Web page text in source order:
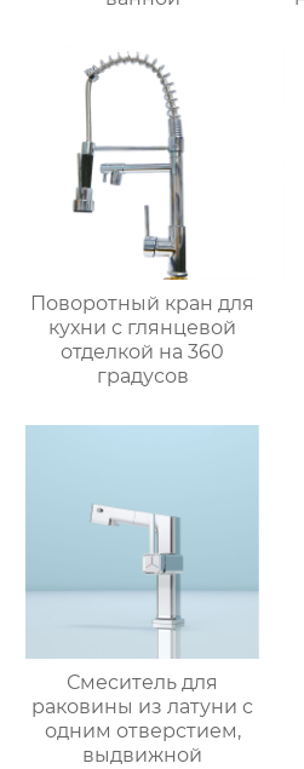
Поворотный кран для
кухни с глянцевой
отделкой на 360
градусов
Смеситель для
раковины из латуни с
одним отверстием,
выдвижной